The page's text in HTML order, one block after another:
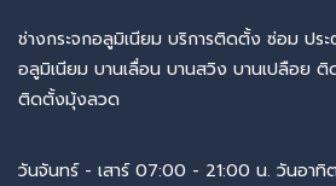
ช่างกระจกอลูมิเนียม บริการติดตั้ง ซ่อม ประ
อลูมิเนียม บานเลื่อน บานสวิง บานเปลือย
ติดตั้งมุ้งลวด
วันจันทร์ - เสาร์ 07:00 - 21:00 น. วันอา